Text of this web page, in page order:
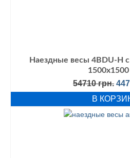
Наездные весы 4BDU-Н
54710грн.
В